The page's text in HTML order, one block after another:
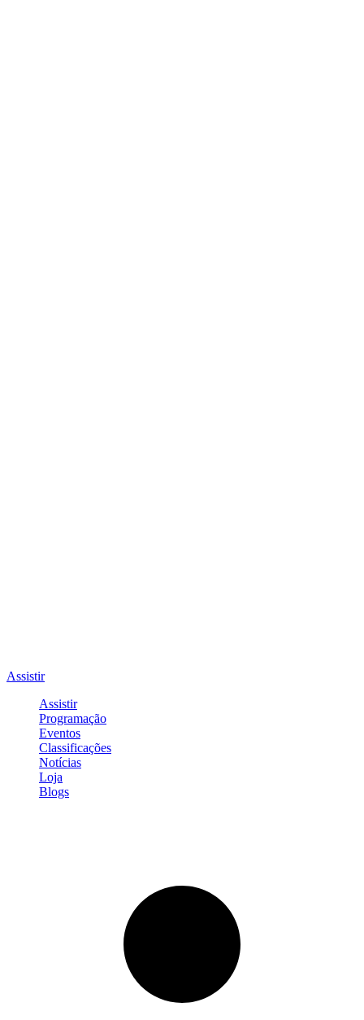
Assistir
Assistir
Programação
Eventos
Classificações
Notícias
Loja
Blogs